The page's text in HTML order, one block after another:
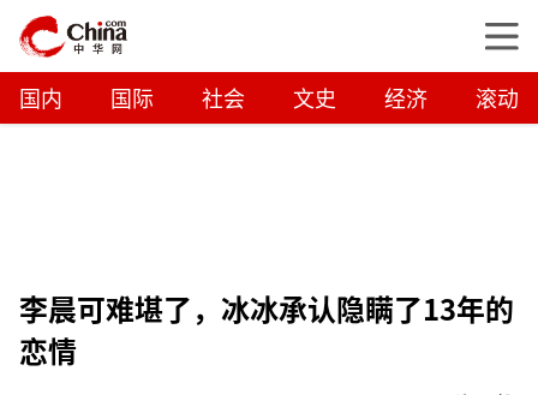
国内 国际 社会 文史 经济 滚动
李晨可难堪了，冰冰承认隐瞒了13年的
恋情